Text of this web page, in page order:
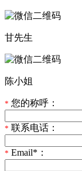
甘先生
陈小姐
* 您的称呼：
* 联系电话：
* Email*：